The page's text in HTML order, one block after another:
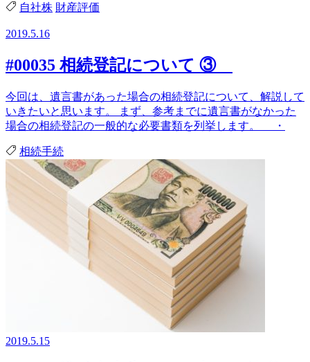
自社株 財産評価
2019.5.16
#00035 相続登記について ③
今回は、遺言書があった場合の相続登記について、解説して
いきたいと思います。 まず、参考までに遺言書がなかった
場合の相続登記の一般的な必要書類を列挙します。 ・
相続手続
2019.5.15